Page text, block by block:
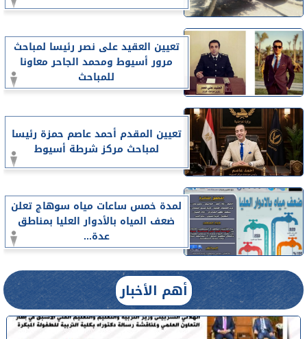
تعيين العقيد على نصر رئيسا لمباحث
مرور أسيوط ومحمد الجاحر معاونا
للمباحث
تعيين المقدم أحمد عاصم حمزة رئيسا
لمباحث مركز شرطة أسيوط
لمدة خمس ساعات مياه سوهاج تعلن
ضعف المياه بالأدوار العليا بمناطق
عدة...
أهم الأخبار